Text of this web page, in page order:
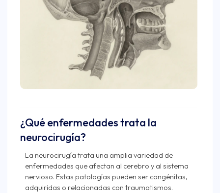
¿Qué enfermedades trata la
neurocirugía?
La neurocirugía trata una amplia variedad de
enfermedades que afectan al cerebro y al sistema
nervioso. Estas patologías pueden ser congénitas,
adquiridas o relacionadas con traumatismos.